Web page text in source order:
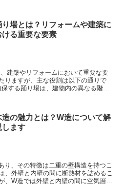
においては、Zマーク表示金物の設置
メンテナンスを行うことが求められま
めに、Zマーク表示金物の役割を理解
です。
内部に取り付けられており、回転させ
できます。この調整機能により、ター
張を調整するために使用されます。
の使用方法を考えてみましょう。例え
使用する場合、ターンバックルを使用
できます。ターンバックルを回転させ
を調整し、適切な緊張を与えることが
ーンバックルは、そ
で使用されます。建築やリフォームの
調整する際には、ターンバックルの使
だし、正しい取り付けと適切な調整が
イスを受けることをおすすめします。
り場とは？リフォームや建築に
ける重要な要素
りますが、主な役割は以下の通りで
における避難経路としても機能しま
生した場合、踊り場は人々が建物から
路となります。そのため、踊り場の設
して行われる必要があります。 3.
は、建物内のスペースを有効活用する
やエレベーターの入り口周辺に設けら
屋と比べて利用される頻度は低いで
おいては、スペースの無駄を省きなが
あります。 4. 建物のデザイ
造の魅力とは？W造について解
します
り、その特徴は二重の壁構造を持つこ
、外壁と内壁の間に断熱材を詰めるこ
、W造では外壁と内壁の間に空気層を